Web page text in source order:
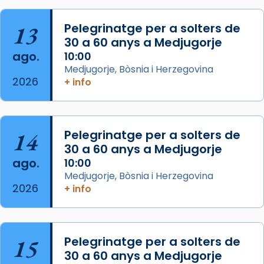
Acompanyant la història de sant Cugat, a
partir de l’Edat Mitjana sorgeix la tradició
que les santes Juliana (“relatiu a Júlia”) i
Semproniana (“relatiu a Semprònia =
eterna”) són deixebles seves. I l’any 1667, el
... Ver más
View on Facebook · Share
13
ago.
2026
Pelegrinatge per a solters de
30 a 60 anys a Medjugorje
10:00
Medjugorje, Bòsnia i Herzegovina
+ info
14
ago.
2026
Pelegrinatge per a solters de
30 a 60 anys a Medjugorje
10:00
Medjugorje, Bòsnia i Herzegovina
+ info
15
Pelegrinatge per a solters de
30 a 60 anys a Medjugorje